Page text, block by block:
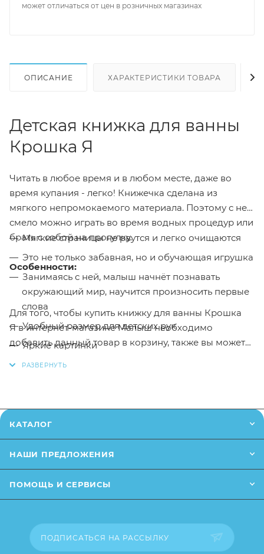
может отличаться от цен в розничных магазинах
ОПИСАНИЕ ХАРАКТЕРИСТИКИ ТОВАРА
Детская книжка для ванны
Крошка Я
Читать в любое время и в любом месте, даже во
время купания - легко! Книжечка сделана из
мягкого непромокаемого материала. Поэтому с ней
смело можно играть во время водных процедур или
брать с собой на прогулку.
Особенности:
Мягкие страницы не рвутся и легко очищаются
Это не только забавная, но и обучающая игрушка
Занимаясь с ней, малыш начнёт познавать
окружающий мир, научится произносить первые
слова
Удобный размер для детских рук
Яркие картинки
Для того, чтобы купить книжку для ванны Крошка
Я в интернет-магазине Малыш необходимо
добавить данный товар в корзину, также вы можете
сайте (например, оттенки цветов, незначительные
влияющие на основные потребительские свойства
свойства и иные существенные элементы товара и
КАТАЛОГ
НАШИ ПРЕДЛОЖЕНИЯ
ПОМОЩЬ И СЕРВИСЫ
ПОДПИСАТЬСЯ НА РАССЫЛКУ